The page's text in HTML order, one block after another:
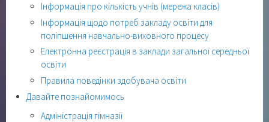
Інформація про кількість учнів (мережа класів)
Інформація щодо потреб закладу освіти для
поліпшення навчально-виховного процесу
Електронна реєстрація в заклади загальної середньої
освіти
Правила поведінки здобувача освіти
Давайте познайомимось
Адміністрація гімназії